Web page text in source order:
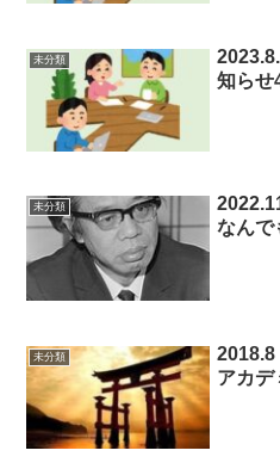
未分類
知らせ
未分類
なんで
未分類
2018.8
アカデ